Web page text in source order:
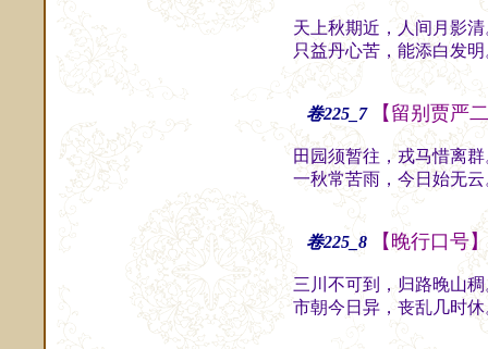
天上秋期近，人间月影
只益丹心苦，能添白发
卷225_7 【留别贾严
田园须暂往，戎马惜离
一秋常苦雨，今日始无
卷225_8 【晚行口号】
三川不可到，归路晚山
市朝今日异，丧乱几时